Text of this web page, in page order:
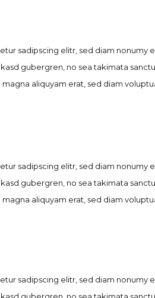
sadipscing elitr, sed diam
gubergren, no sea takimata
aliquyam erat, sed diam
sadipscing elitr, sed diam
gubergren, no sea takimata
aliquyam erat, sed diam
sadipscing elitr, sed diam